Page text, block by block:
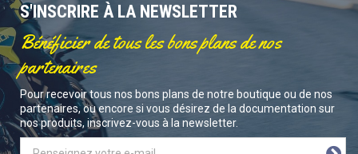
S'INSCRIRE À LA NEWSLETTER
Bénéficier de tous les bons plans de nos
partenaires
Pour recevoir tous nos bons plans de notre boutique ou de nos
partenaires, ou encore si vous désirez de la documentation sur
nos produits, inscrivez-vous à la newsletter.